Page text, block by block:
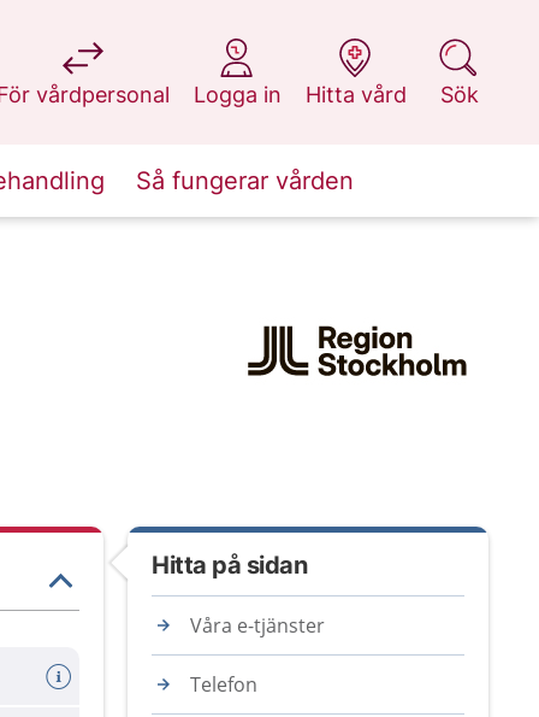
vårdpersonal
på 1177.se
Logga in
på 1177.se
Hitta vård
på 1177.se
Sök
på 1177.se
Så fungerar vården
Hitta på sidan
Våra e-tjänster
Telefon